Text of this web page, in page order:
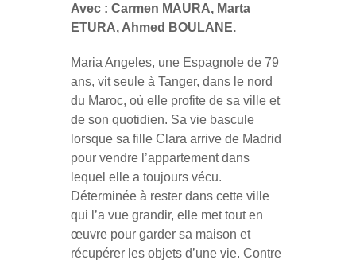
Avec : Carmen MAURA, Marta
ETURA, Ahmed BOULANE.
Maria Angeles, une Espagnole de 79
ans, vit seule à Tanger, dans le nord
du Maroc, où elle profite de sa ville et
de son quotidien. Sa vie bascule
lorsque sa fille Clara arrive de Madrid
pour vendre l’appartement dans
lequel elle a toujours vécu.
Déterminée à rester dans cette ville
qui l’a vue grandir, elle met tout en
œuvre pour garder sa maison et
récupérer les objets d’une vie. Contre